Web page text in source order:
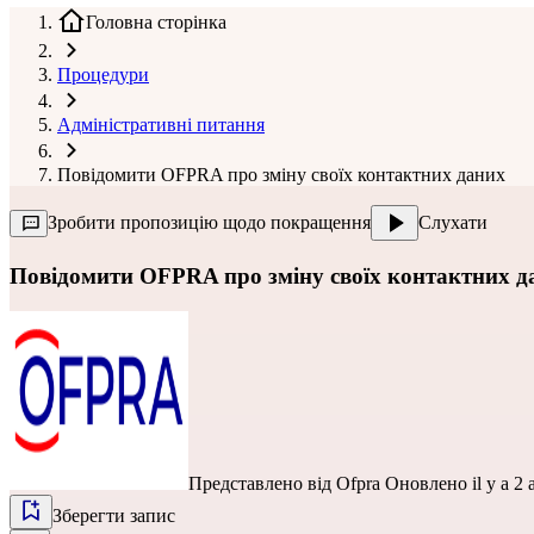
Головна сторінка
Процедури
Адміністративні питання
Повідомити OFPRA про зміну своїх контактних даних
Зробити пропозицію щодо покращення Слухати
Повідомити OFPRA про зміну своїх контактних
Представлено від Ofpra Оновлено il y a 2
Зберегти запис